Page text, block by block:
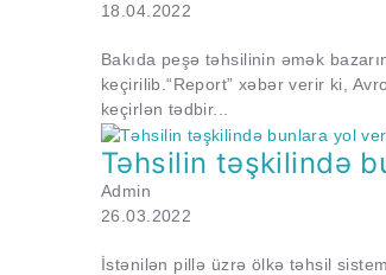
18.04.2022
Bakıda peşə təhsilinin əmək
keçirilib.“Report” xəbər verir ki,
keçirlən tədbir...
Təhsilin təşkilində
Admin
26.03.2022
İstənilən pillə üzrə ölkə təhsil